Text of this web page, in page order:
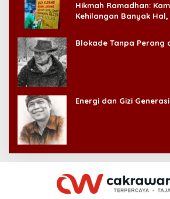
Hikmah Ramadhan:
Kehilangan Banyak
Blokade Tanpa Perang
Energi dan Gizi Generasi